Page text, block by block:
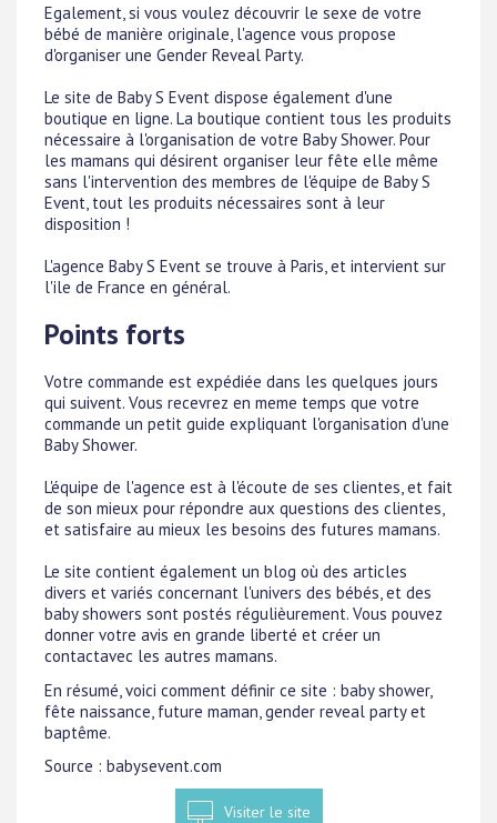
Egalement, si vous voulez découvrir le sexe de votre
bébé de manière originale, l'agence vous propose
d'organiser une Gender Reveal Party.
Le site de Baby S Event dispose également d'une
boutique en ligne. La boutique contient tous les produits
nécessaire à l'organisation de votre Baby Shower. Pour
les mamans qui désirent organiser leur fête elle même
sans l'intervention des membres de l'équipe de Baby S
Event, tout les produits nécessaires sont à leur
disposition !
L'agence Baby S Event se trouve à Paris, et intervient sur
l'ile de France en général.
Points forts
Votre commande est expédiée dans les quelques jours
qui suivent. Vous recevrez en meme temps que votre
commande un petit guide expliquant l'organisation d'une
Baby Shower.
L'équipe de l'agence est à l'écoute de ses clientes, et fait
de son mieux pour répondre aux questions des clientes,
et satisfaire au mieux les besoins des futures mamans.
Le site contient également un blog où des articles
divers et variés concernant l'univers des bébés, et des
baby showers sont postés régulièurement. Vous pouvez
donner votre avis en grande liberté et créer un
contactavec les autres mamans.
En résumé, voici comment définir ce site : baby shower,
fête naissance, future maman, gender reveal party et
baptême.
Source : babysevent.com
Visiter le site